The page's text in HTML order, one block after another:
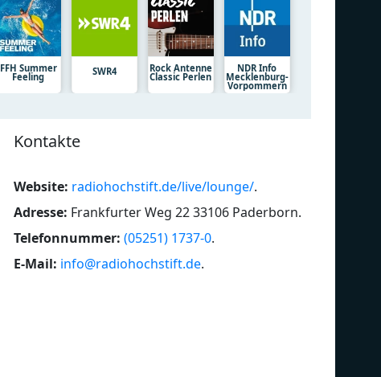
FFH Summer
Feeling SWR4 Rock Antenne
Classic Perlen
NDR Info
Mecklenburg-
Vorpommern
Kontakte
Website: radiohochstift.de/live/lounge/.
Adresse: Frankfurter Weg 22 33106 Paderborn.
Telefonnummer: (05251) 1737-0.
E-Mail: info@radiohochstift.de.